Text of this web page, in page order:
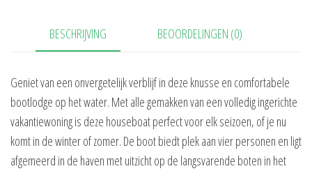
BESCHRIJVING BEOORDELINGEN (0)
Geniet van een onvergetelijk verblijf in deze knusse en comfortabele
bootlodge op het water. Met alle gemakken van een volledig ingerichte
vakantiewoning is deze houseboat perfect voor elk seizoen, of je nu
komt in de winter of zomer. De boot biedt plek aan vier personen en ligt
afgemeerd in de haven met uitzicht op de langsvarende boten in het